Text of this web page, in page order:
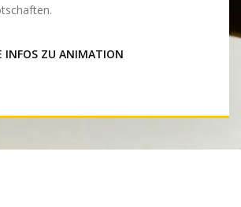
INFOS ZU ANIMATION